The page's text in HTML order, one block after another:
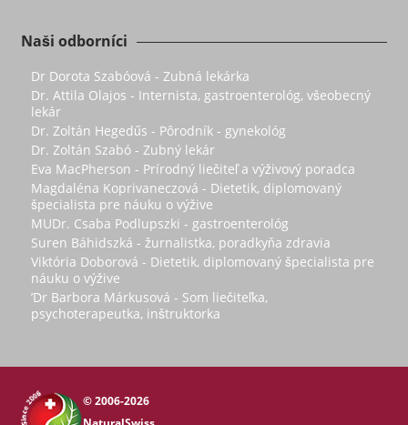
Naši odborníci
Dr Dorota Szabóová - Zubná lekárka
Dr. Attila Olajos - Internista, gastroenterológ, všeobecný
lekár
Dr. Zoltán Hegedűs - Pôrodník - gynekológ
Dr. Zoltán Szabó - Zubný lekár
Eva MacPherson - Prírodný liečiteľ a výživový poradca
Magdaléna Koprivaneczová - Dietetik, diplomovaný
špecialista pre náuku o výžive
MUDr. Csaba Podlupszki - gastroenterológ
Suren Báhidszká - žurnalistka, poradkyňa zdravia
Viktória Doborová - Dietetik, diplomovaný špecialista pre
náuku o výžive
’Dr Barbora Márkusová - Som liečiteľka,
psychoterapeutka, inštruktorka
© 2006-2026